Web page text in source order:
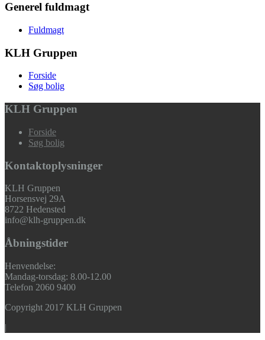
Generel fuldmagt
Fuldmagt
KLH Gruppen
Forside
Søg bolig
KLH Gruppen
Forside
Søg bolig
Kontaktoplysninger
KLH Gruppen
Horsensvej 29A
8722 Hedensted
info@klh-gruppen.dk
Åbningstider
Henvendelse:
Mandag-torsdag: 8.00-12.00
Telefon 2060 9400
Copyright 2017 KLH Gruppen
|